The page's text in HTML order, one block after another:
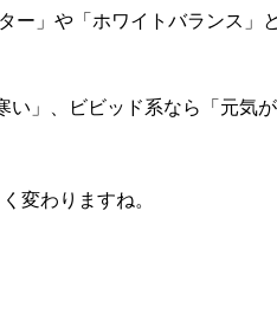
」や「ホワイトバランス」
」、ビビッド系なら「元気
変わりますね。